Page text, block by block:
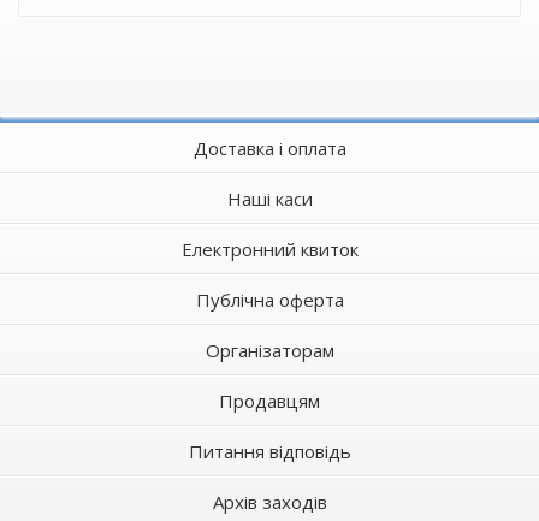
Доставка і оплата
Наші каси
Електронний квиток
Публічна оферта
Організаторам
Продавцям
Питання відповідь
Архів заходів